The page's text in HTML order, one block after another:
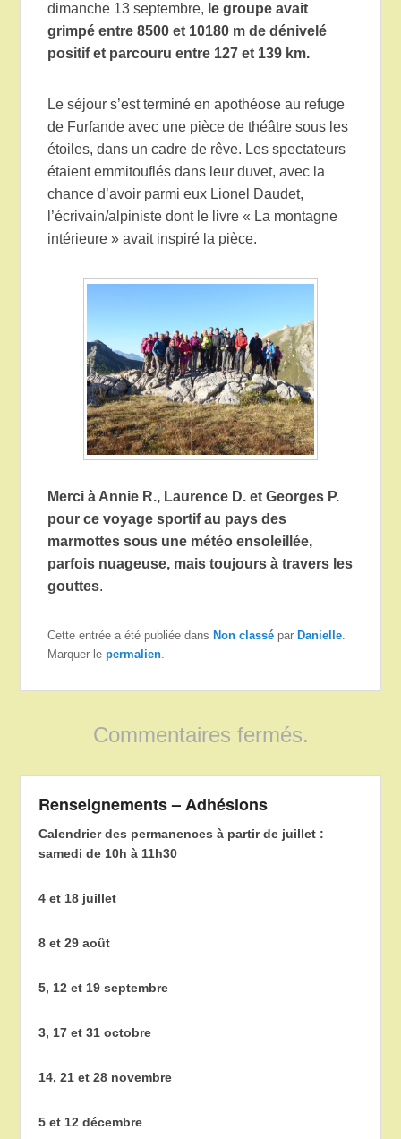
dimanche 13 septembre, le groupe avait
grimpé entre 8500 et 10180 m de dénivelé
positif et parcouru entre 127 et 139 km.
Le séjour s’est terminé en apothéose au refuge
de Furfande avec une pièce de théâtre sous les
étoiles, dans un cadre de rêve. Les spectateurs
étaient emmitouflés dans leur duvet, avec la
chance d’avoir parmi eux Lionel Daudet,
l’écrivain/alpiniste dont le livre « La montagne
intérieure » avait inspiré la pièce.
Merci à Annie R., Laurence D. et Georges P.
pour ce voyage sportif au pays des
marmottes sous une météo ensoleillée,
parfois nuageuse, mais toujours à travers les
gouttes.
Cette entrée a été publiée dansNon classé parDanielle
Marquer lepermalien
Commentaires fermés.
Renseignements – Adhésions
Calendrier des permanences à partir de juillet :
samedi de 10h à 11h30
4 et 18 juillet
8 et 29 août
5, 12 et 19 septembre
3, 17 et 31 octobre
14, 21 et 28 novembre
5 et 12 décembre